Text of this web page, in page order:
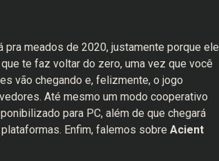
meados de 2020, justamente porque ele
te faz voltar do zero, uma vez que você
vão chegando e, felizmente, o jogo
Até mesmo um modo cooperativo
para PC, além de que chegará
Enfim, falemos sobre Acient